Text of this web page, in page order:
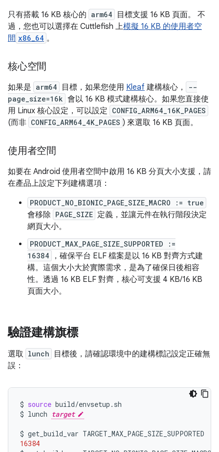
只有搭載 16 KB 核心的 arm64
目標支援 16 KB 頁面。 不
過，您也可以選擇在 Cuttlefish 上模擬 16 KB 的使用者空
間 x86_64 。
核心空間
如果是 arm64 目標，如果您使用 Kleaf 建構核心，
--
page_size=16k 會以 16 KB 模式建構核心。如果您直接使
用 Linux 核心設定，可以設定 CONFIG_ARM64_16K_PAGES
(而非 CONFIG_ARM64_4K_PAGES ) 來選取 16 KB 頁面。
使用者空間
如要在 Android 使用者空間中啟用 16 KB 分頁大小支援，請
在產品上設定下列建構選項：
PRODUCT_NO_BIONIC_PAGE_SIZE_MACRO := true
會移除 PAGE_SIZE 定義，並讓元件在執行階段決定
網頁大小。
PRODUCT_MAX_PAGE_SIZE_SUPPORTED :=
16384
，確保平台 ELF 檔案是以 16 KB 對齊方式建
構。這個大小大於實際需求，是為了確保日後相容
性。透過 16 KB ELF 對齊，核心可支援 4 KB/16 KB
頁面大小。
驗證建構旗標
選取 lunch
目標後，請確認環境中的建構標記設定正確無
誤：
$ source build/envsetup.sh
$ lunch target
$ get_build_var
16384